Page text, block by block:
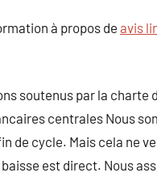
à propos de avis
soutenus par la charte
centrales Nous
de cycle. Mais cela ne
est direct. Nous